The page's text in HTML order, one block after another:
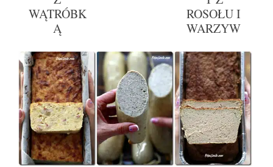
WĄTRÓBK
Ą
ROSOŁU I
WARZYW